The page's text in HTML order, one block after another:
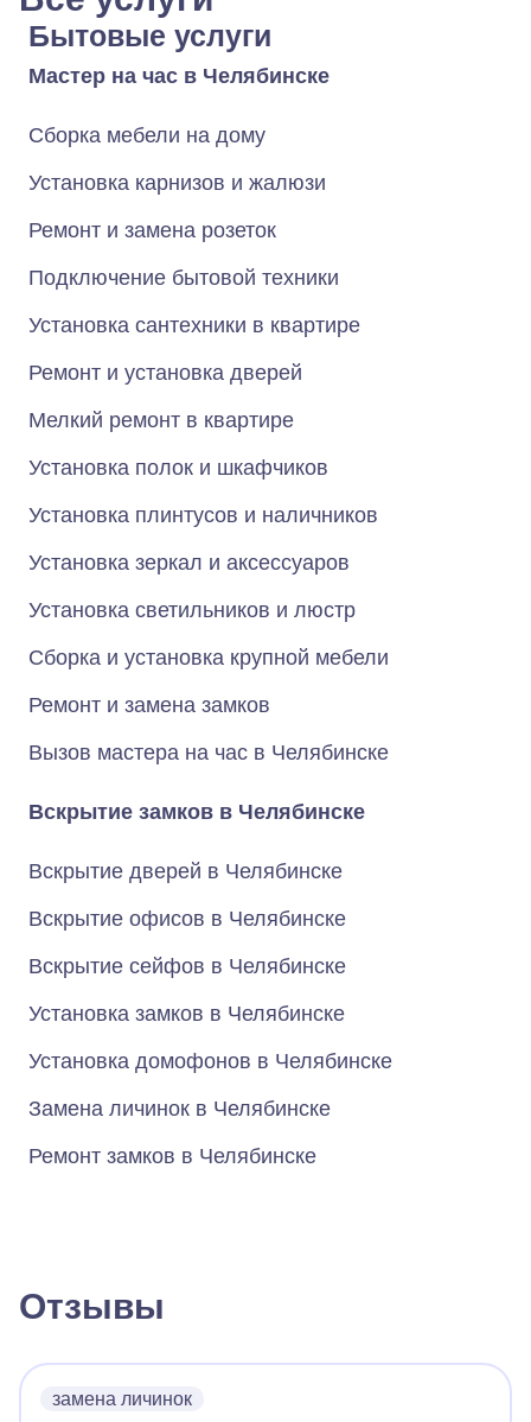
Бытовые услуги
Мастер на час в Челябинске
Сборка мебели на дому
Установка карнизов и жалюзи
Ремонт и замена розеток
Подключение бытовой техники
Установка сантехники в квартире
Ремонт и установка дверей
Мелкий ремонт в квартире
Установка полок и шкафчиков
Установка плинтусов и наличников
Установка зеркал и аксессуаров
Установка светильников и люстр
Сборка и установка крупной мебели
Ремонт и замена замков
Вызов мастера на час в Челябинске
Вскрытие замков в Челябинске
Вскрытие дверей в Челябинске
Вскрытие офисов в Челябинске
Вскрытие сейфов в Челябинске
Установка замков в Челябинске
Установка домофонов в Челябинске
Замена личинок в Челябинске
Ремонт замков в Челябинске
Отзывы
замена личинок